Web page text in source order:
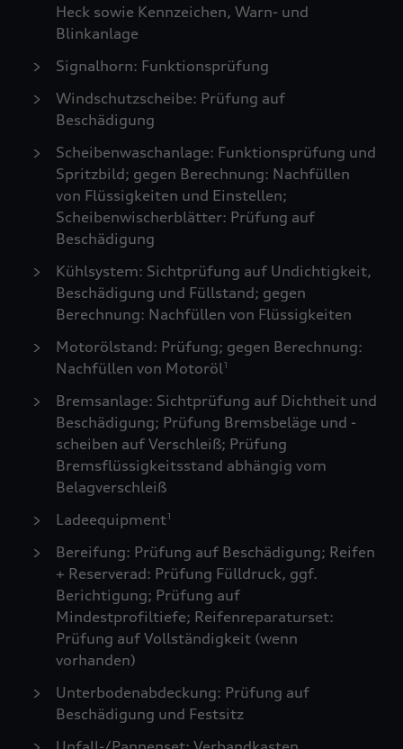
Heck sowie Kennzeichen, Warn- und
Blinkanlage
Signalhorn: Funktionsprüfung
Windschutzscheibe: Prüfung auf
Beschädigung
Scheibenwaschanlage: Funktionsprüfung und
Spritzbild; gegen Berechnung: Nachfüllen
von Flüssigkeiten und Einstellen;
Scheibenwischerblätter: Prüfung auf
Beschädigung
Kühlsystem: Sichtprüfung auf Undichtigkeit,
Beschädigung und Füllstand; gegen
Berechnung: Nachfüllen von Flüssigkeiten
Motorölstand: Prüfung; gegen Berechnung:
Nachfüllen von Motoröl1
Bremsanlage: Sichtprüfung auf Dichtheit und
Beschädigung; Prüfung Bremsbeläge und -
scheiben auf Verschleiß; Prüfung
Bremsflüssigkeitsstand abhängig vom
Belagverschleiß
Ladeequipment1
Bereifung: Prüfung auf Beschädigung; Reifen
+ Reserverad: Prüfung Fülldruck, ggf.
Berichtigung; Prüfung auf
Mindestprofiltiefe; Reifenreparaturset:
Prüfung auf Vollständigkeit (wenn
vorhanden)
Unterbodenabdeckung: Prüfung auf
Beschädigung und Festsitz